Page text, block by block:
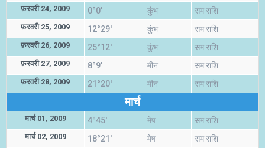
फ़रवरी 24, 2009 0°0' कुंभ सम राशि
फ़रवरी 25, 2009 12°29' कुंभ सम राशि
फ़रवरी 26, 2009 25°12' कुंभ सम राशि
फ़रवरी 27, 2009 8°9' मीन सम राशि
फ़रवरी 28, 2009 21°20' मीन सम राशि
मार्च
मार्च 01, 2009 4°45' मेष सम राशि
मार्च 02, 2009 18°21' मेष सम राशि